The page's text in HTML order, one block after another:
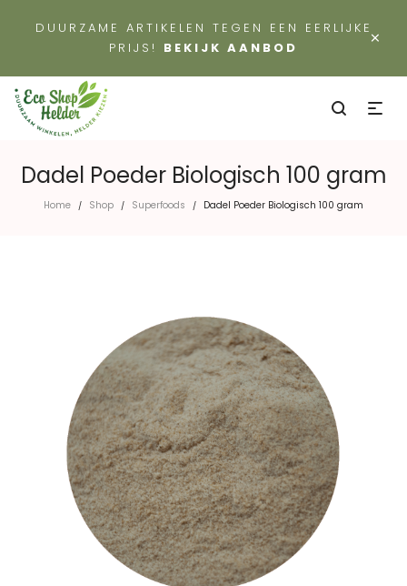
×
DUURZAME ARTIKELEN TEGEN EEN EERLIJKE
PRIJS! BEKIJK AANBOD
Dadel Poeder Biologisch 100 gram
Home / Shop / Superfoods / Dadel Poeder Biologisch 100 gram